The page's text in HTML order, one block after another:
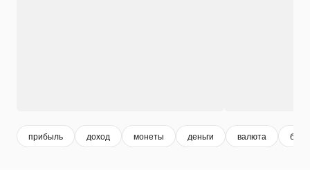
прибыль доход монеты деньги валюта